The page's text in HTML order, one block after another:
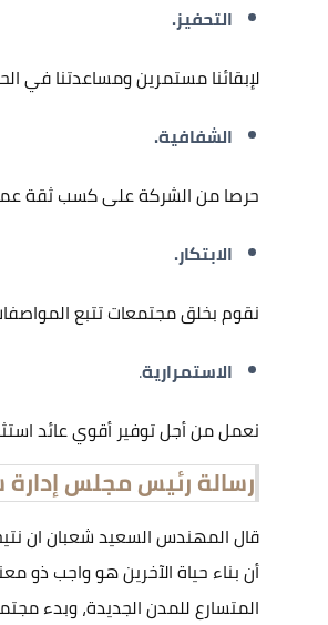
التحفيز.
لإبقائنا مستمرين ومساعدتنا في
الشفافية.
حرصا من الشركة على كسب ثقة
الابتكار.
نقوم بخلق مجتمعات تتبع
الاستمرارية.
نعمل من أجل توفير أقوي عائد
رسالة رئيس مجلس
قال المهندس السعيد شعبان ان
أن بناء حياة الآخرين هو واجب ذو
المتسارع للمدن الجديدة، وبدء